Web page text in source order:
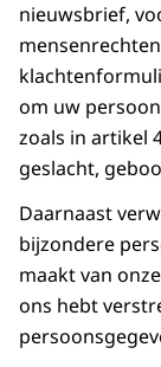
nieuwsbrief,
om uw
zoals in artikel
geslacht,
Daarnaast
bijzondere
maakt van
ons hebt